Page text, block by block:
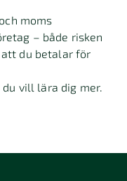
moms
– både risken
du betalar för
du vill lära dig mer.